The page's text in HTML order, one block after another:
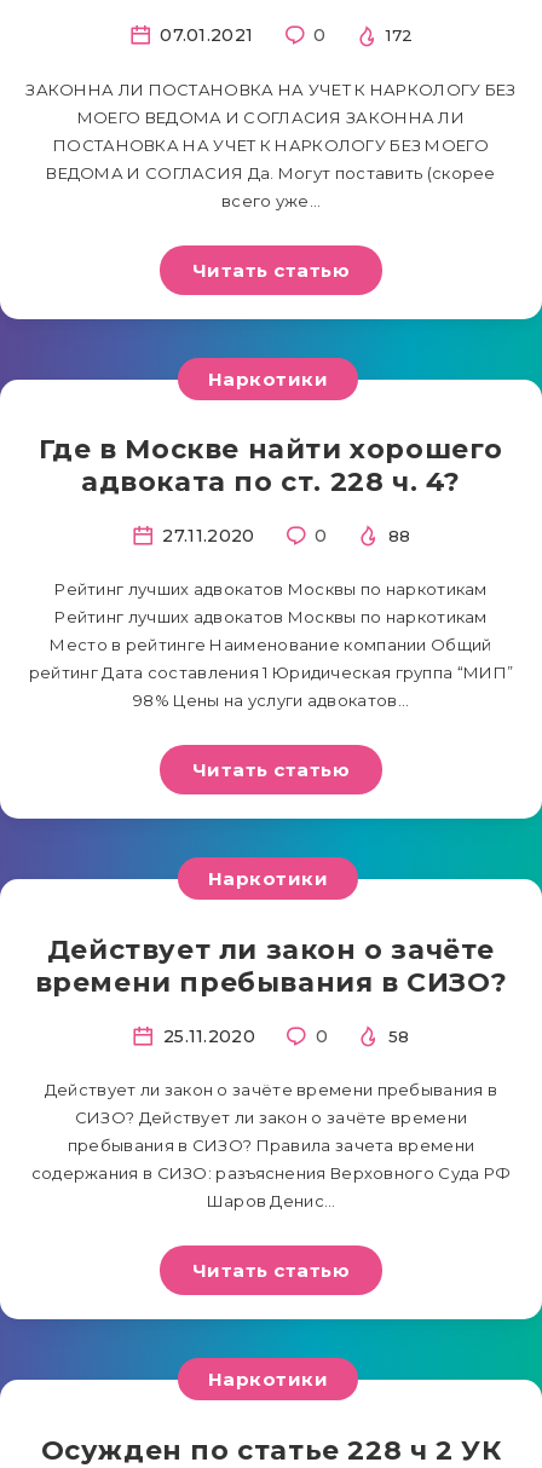
07.01.2021 0 172
ЗАКОННА ЛИ ПОСТАНОВКА НА УЧЕТ К НАРКОЛОГУ БЕЗ
МОЕГО ВЕДОМА И СОГЛАСИЯ ЗАКОННА ЛИ
ПОСТАНОВКА НА УЧЕТ К НАРКОЛОГУ БЕЗ МОЕГО
ВЕДОМА И СОГЛАСИЯ Да. Могут поставить (скорее
всего уже…
Читать статью
Наркотики
Где в Москве найти хорошего
адвоката по ст. 228 ч. 4?
27.11.2020 0 88
Рейтинг лучших адвокатов Москвы по наркотикам
Рейтинг лучших адвокатов Москвы по наркотикам
Место в рейтинге Наименование компании Общий
рейтинг Дата составления 1 Юридическая группа “МИП”
98% Цены на услуги адвокатов…
Читать статью
Наркотики
Действует ли закон о зачёте
времени пребывания в СИЗО?
25.11.2020 0 58
Действует ли закон о зачёте времени пребывания в
СИЗО? Действует ли закон о зачёте времени
пребывания в СИЗО? Правила зачета времени
содержания в СИЗО: разъяснения Верховного Суда РФ
Шаров Денис…
Читать статью
Наркотики
Осужден по статье 228 ч 2 УК